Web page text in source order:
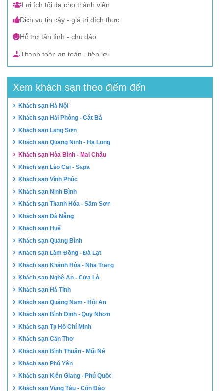
Lợi ích tối đa cho thành viên
Dịch vụ tin cậy - giá trị đích thực
Hỗ trợ tận tình - chu đáo
Thanh toán an toàn - tiện lợi
Xem khách sạn theo điểm đến
› Khách sạn Hà Nội
› Khách sạn Hải Phòng - Cát Bà
› Khách sạn Lạng Sơn
› Khách sạn Quảng Ninh - Hạ Long
› Khách sạn Hòa Bình - Mai Châu
› Khách sạn Lào Cai - Sapa
› Khách sạn Vĩnh Phúc
› Khách sạn Ninh Bình
› Khách sạn Thanh Hóa - Sầm Sơn
› Khách sạn Đà Nẵng
› Khách sạn Huế
› Khách sạn Quảng Bình
› Khách sạn Lâm Đồng - Đà Lạt
› Khách sạn Khánh Hòa - Nha Trang
› Khách sạn Nghệ An - Cửa Lò
› Khách sạn Hà Tĩnh
› Khách sạn Quảng Nam - Hội An
› Khách sạn Bình Định - Quy Nhơn
› Khách sạn Tp Hồ Chí Minh
› Khách sạn Cần Thơ
› Khách sạn Bình Thuận - Mũi Né
› Khách sạn Phú Yên
› Khách sạn Kiên Giang - Phú Quốc
› Khách sạn Vũng Tàu - Côn Đảo